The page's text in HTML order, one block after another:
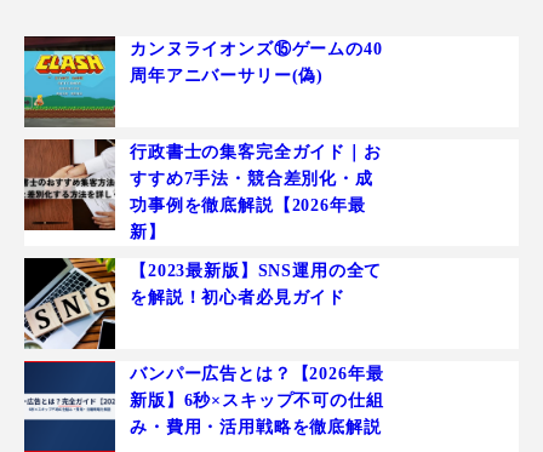
カンヌライオンズ⑮ゲームの40
周年アニバーサリー(偽)
行政書士の集客完全ガイド｜お
すすめ7手法・競合差別化・成
功事例を徹底解説【2026年最
新】
【2023最新版】SNS運用の全て
を解説！初心者必見ガイド
バンパー広告とは？【2026年最
新版】6秒×スキップ不可の仕組
み・費用・活用戦略を徹底解説